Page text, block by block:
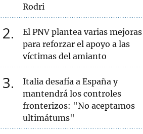
Rodri
2
El PNV plantea varias mejoras
para reforzar el apoyo a las
víctimas del amianto
3
Italia desafía a España y
mantendrá los controles
fronterizos: "No aceptamos
ultimátums"